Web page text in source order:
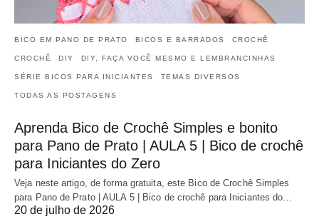
BICO EM PANO DE PRATO BICOS E BARRADOS CROCHÊ
CROCHÊ DIY DIY, FAÇA VOCÊ MESMO E LEMBRANCINHAS
SÉRIE BICOS PARA INICIANTES TEMAS DIVERSOS
TODAS AS POSTAGENS
Aprenda Bico de Crochê Simples e bonito
para Pano de Prato | AULA 5 | Bico de crochê
para Iniciantes do Zero
Veja neste artigo, de forma gratuita, este Bico de Crochê Simples
para Pano de Prato | AULA 5 | Bico de crochê para Iniciantes do…
20 de julho de 2026